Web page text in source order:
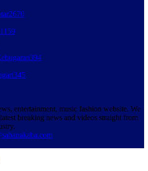
2670
1159
394
345
entertainment, music fashion website. We
breaking news and videos straight from